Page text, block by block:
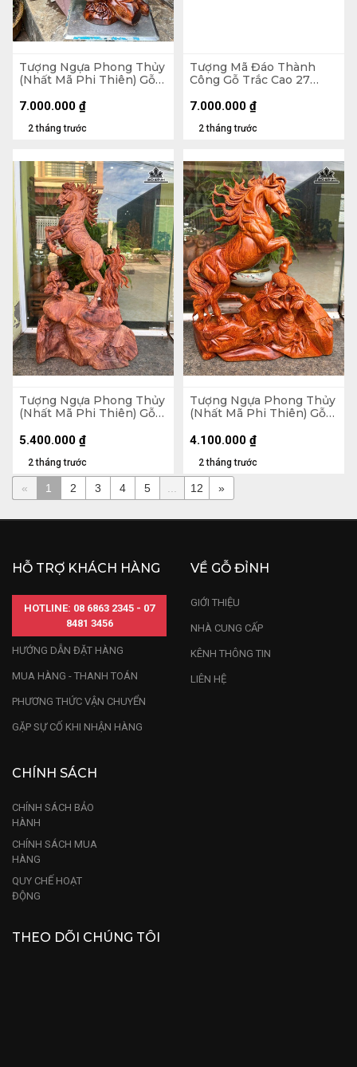
Tượng Ngựa Phong Thủy
(Nhất Mã Phi Thiên) Gỗ
30 (cm)
2 tháng trước
7.000.000 ₫
Tượng Mã Đáo Thành
Công Gỗ Trắc Cao 27
2 tháng trước
7.000.000 ₫
Tượng Ngựa Phong Thủy
(Nhất Mã Phi Thiên) Gỗ
Sâu 15 (cm)
2 tháng trước
5.400.000 ₫
Tượng Ngựa Phong Thủy
(Nhất Mã Phi Thiên) Gỗ
Sâu 15 (cm)
2 tháng trước
4.100.000 ₫
« 1 2 3 4 5 ... 12 »
HỖ TRỢ KHÁCH HÀNG
HOTLINE: 08 6863 2345 - 07
8481 3456
HƯỚNG DẪN ĐẶT HÀNG
MUA HÀNG - THANH TOÁN
PHƯƠNG THỨC VẬN CHUYỂN
GẶP SỰ CỐ KHI NHẬN HÀNG
VỀ GỖ ĐỈNH
GIỚI THIỆU
NHÀ CUNG CẤP
KÊNH THÔNG TIN
LIÊN HỆ
CHÍNH SÁCH
CHÍNH SÁCH BẢO
HÀNH
CHÍNH SÁCH MUA
HÀNG
QUY CHẾ HOẠT
ĐỘNG
THEO DÕI CHÚNG TÔI